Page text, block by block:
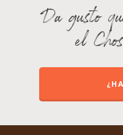
Da gusto
el